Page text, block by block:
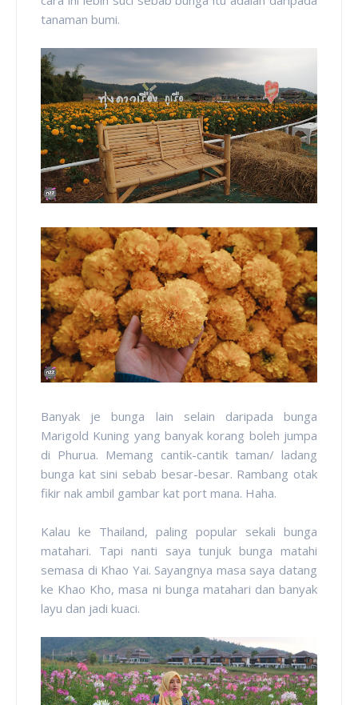
tanaman bumi.
Banyak je bunga lain selain daripada bunga
Marigold Kuning yang banyak korang boleh jumpa
di Phurua. Memang cantik-cantik taman/ ladang
bunga kat sini sebab besar-besar. Rambang otak
fikir nak ambil gambar kat port mana. Haha.
Kalau ke Thailand, paling popular sekali bunga
matahari. Tapi nanti saya tunjuk bunga matahi
semasa di Khao Yai. Sayangnya masa saya datang
ke Khao Kho, masa ni bunga matahari dan banyak
layu dan jadi kuaci.